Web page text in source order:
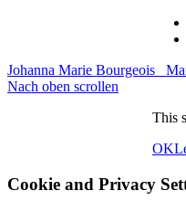
Johanna Marie Bourgeois
Nach oben scrollen
This
OK
Cookie and Privacy